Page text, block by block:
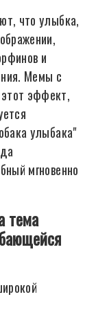
что улыбка,
и
Мемы с
эффект,
улыбака"
мгновенно
тема